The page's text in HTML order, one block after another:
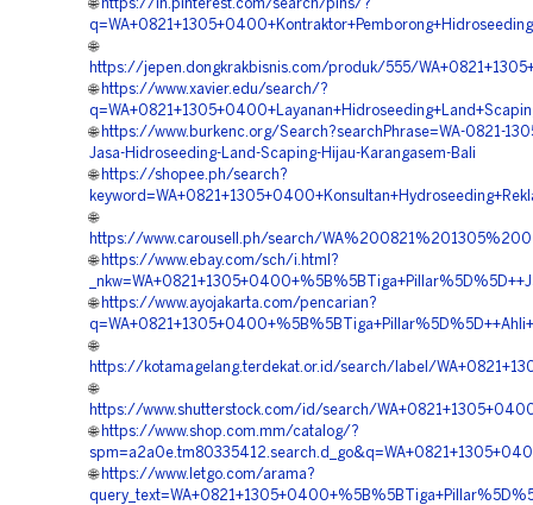
🌐 https://in.pinterest.com/search/pins/?
🌐
https://jepen.dongkrakbisnis.com/produk/555/
🌐 https://www.xavier.edu/search/?
🌐 https://www.burkenc.org/Search?searchPhrase=WA-0821-
Jasa-Hidroseeding-Land-Scaping-Hijau-Karangasem-Bali
🌐 https://shopee.ph/search?
🌐
https://www.carousell.ph/search/
🌐 https://www.ebay.com/sch/i.html?
🌐 https://www.ayojakarta.com/pencarian?
🌐
https://kotamagelang.terdekat.or.id/search/label/
🌐
https://www.shutterstock.com/id/search/
🌐 https://www.shop.com.mm/catalog/?
🌐 https://www.letgo.com/arama?